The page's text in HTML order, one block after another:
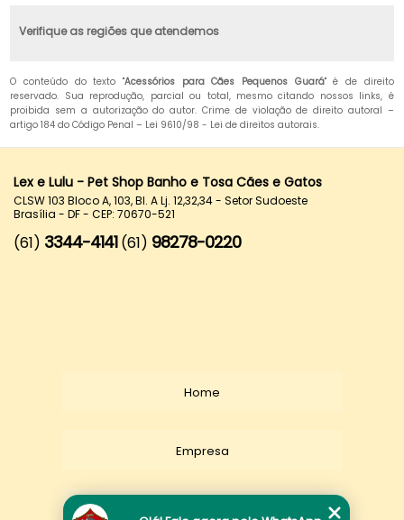
Verifique as regiões que atendemos
O conteúdo do texto "Acessórios para Cães Pequenos Guará" é de direito
reservado. Sua reprodução, parcial ou total, mesmo citando nossos links, é
proibida sem a autorização do autor. Crime de violação de direito autoral –
artigo 184 do Código Penal – Lei 9610/98 - Lei de direitos autorais.
Lex e Lulu - Pet Shop Banho e Tosa Cães e Gatos
CLSW 103 Bloco A, 103, Bl. A Lj. 12,32,34 - Setor Sudoeste
Brasília - DF - CEP: 70670-521
(61) 3344-4141 (61) 98278-0220
Home
Empresa